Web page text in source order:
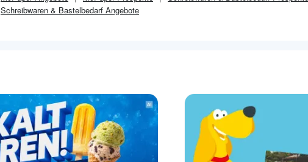
Schreibwaren & Bastelbedarf Angebote